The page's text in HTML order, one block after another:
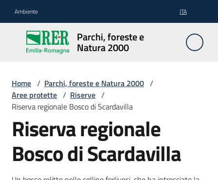
Ambiente ITA
Parchi, foreste e
Natura 2000
Parchi,
foreste
e
2000
Aree
Protette
Rete
Home / Parchi, foreste e Natura 2000 /
Aree protette / Riserve /
Riserva regionale Bosco di Scardavilla
Riserva regionale
Bosco di Scardavilla